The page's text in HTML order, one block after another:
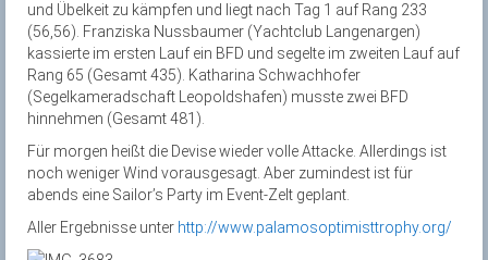
und Übelkeit zu kämpfen und liegt nach Tag 1 auf Rang 233
(56,56). Franziska Nussbaumer (Yachtclub Langenargen)
kassierte im ersten Lauf ein BFD und segelte im zweiten Lauf auf
Rang 65 (Gesamt 435). Katharina Schwachhofer
(Segelkameradschaft Leopoldshafen) musste zwei BFD
hinnehmen (Gesamt 481).
Für morgen heißt die Devise wieder volle Attacke. Allerdings ist
noch weniger Wind vorausgesagt. Aber zumindest ist für
abends eine Sailor’s Party im Event-Zelt geplant.
Aller Ergebnisse unter http://www.palamosoptimisttrophy.org/